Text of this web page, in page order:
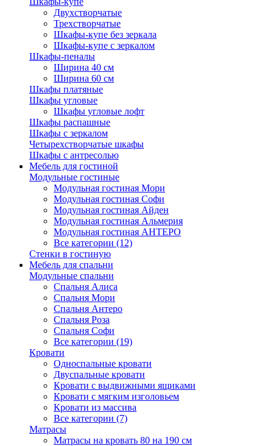
Двухстворчатые
Трехстворчатые
Шкафы-купе без зеркала
Шкафы-купе с зеркалом
Шкафы-пеналы
Ширина 40 см
Ширина 60 см
Шкафы платяные
Шкафы угловые
Шкафы угловые лофт
Шкафы распашные
Шкафы с зеркалом
Четырехстворчатые шкафы
Шкафы с антресолью
Мебель для гостиной
Модульные гостиные
Модульная гостиная Мори
Модульная гостиная Софи
Модульная гостиная Айден
Модульная гостиная Альмерия
Модульная гостиная АНТЕРО
Все категории (12)
Стенки в гостиную
Мебель для спальни
Модульные спальни
Спальня Алиса
Спальня Мори
Спальня Антеро
Спальня Роза
Спальня Софи
Все категории (19)
Кровати
Односпальные кровати
Двуспальные кровати
Кровати с выдвижными ящиками
Кровати с мягким изголовьем
Кровати из массива
Все категории (7)
Матрасы
Матрасы на кровать 80 на 190 см